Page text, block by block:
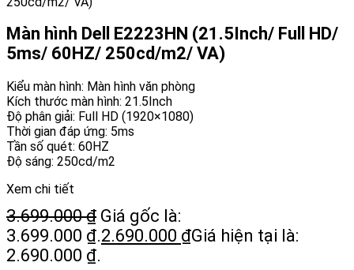
Màn hình Dell E2223HN (21.5Inch/ Full HD/
5ms/ 60HZ/ 250cd/m2/ VA)
Kiểu màn hình: Màn hình văn phòng
Kích thước màn hình: 21.5Inch
Độ phân giải: Full HD (1920×1080)
Thời gian đáp ứng: 5ms
Tần số quét: 60HZ
Độ sáng: 250cd/m2
Xem chi tiết
3.699.000₫ Giá gốc là:
3.699.000 ₫.2.690.000 ₫Giá hiện tại là:
2.690.000 ₫.